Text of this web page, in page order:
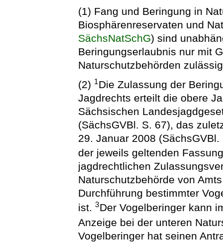
(1) Fang und Beringung in
Biosphärenreservaten und
SächsNatSchG) sind
Beringungserlaubnis nur mit
Naturschutzbehörden
(2) 1Die Zulassung der
Jagdrechts erteilt die obere
Sächsischen
(SächsGVBl. S. 67), das
29. Januar 2008
der jeweils geltenden
jagdrechtlichen
Naturschutzbehörde von
Durchführung bestimmter
ist.3Der Vogelberinger kann
Anzeige bei der unteren
Vogelberinger hat seinen